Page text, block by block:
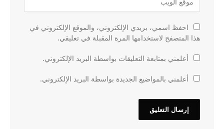
احفظ اسمي، بريدي الإلكتروني، والموقع الإلكتروني في
هذا المتصفح لاستخدامها المرة المقبلة في تعليقي.
أعلمني بمتابعة التعليقات بواسطة البريد الإلكتروني.
أعلمني بالمواضيع الجديدة بواسطة البريد الإلكتروني.